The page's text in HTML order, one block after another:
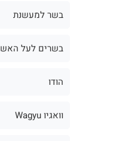
בשר למעשנת
בשרים לעל האש
הודו
וואגיו Wagyu